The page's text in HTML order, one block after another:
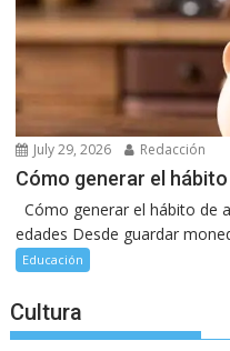
July 29, 2026 Redacción
Cómo generar el
Cómo generar el hábito de
edades Desde guardar
Educación
Cultura